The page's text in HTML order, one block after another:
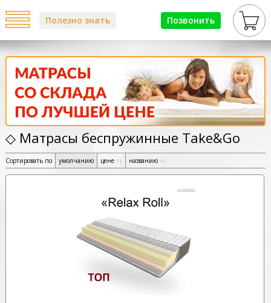
Позвонить
Полезно знать
◇ Матрасы беспружинные Take&Go
Сортировать по умолчанию цене ↑↓ названию ↑↓